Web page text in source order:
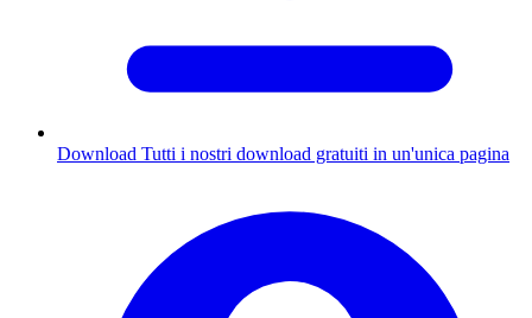
Download Tutti i nostri download gratuiti in un'unica pagina